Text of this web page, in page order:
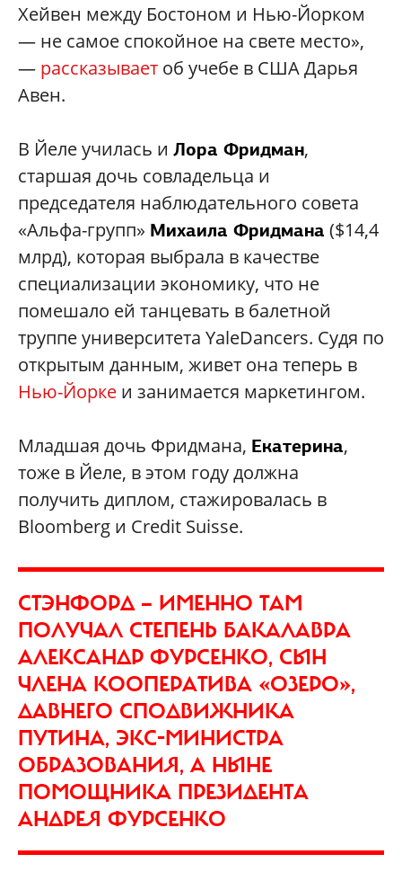
Хейвен между Бостоном и Нью-Йорком
— не самое спокойное на свете место»,
— рассказывает об учебе в США Дарья
Авен.
В Йеле училась и Лора Фридман,
старшая дочь совладельца и
председателя наблюдательного совета
«Альфа-групп» Михаила Фридмана ($14,4
млрд), которая выбрала в качестве
специализации экономику, что не
помешало ей танцевать в балетной
труппе университета YaleDancers. Cудя по
открытым данным, живет она теперь в
Нью-Йорке и занимается маркетингом.
Младшая дочь Фридмана, Екатерина,
тоже в Йеле, в этом году должна
получить диплом, стажировалась в
Bloomberg и Credit Suisse.
СТЭНФОРД — ИМЕННО ТАМ
ПОЛУЧАЛ СТЕПЕНЬ БАКАЛАВРА
АЛЕКСАНДР ФУРСЕНКО, СЫН
ЧЛЕНА КООПЕРАТИВА «ОЗЕРО»,
ДАВНЕГО СПОДВИЖНИКА
ПУТИНА, ЭКС-МИНИСТРА
ОБРАЗОВАНИЯ, А НЫНЕ
ПОМОЩНИКА ПРЕЗИДЕНТА
АНДРЕЯ ФУРСЕНКО